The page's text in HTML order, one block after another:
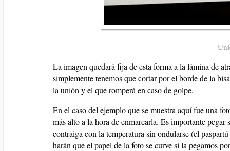
La imagen quedará fija de esta forma a la lámina de
simplemente tenemos que cortar por el borde de la
la unión y el que romperá en caso de golpe.
En el caso del ejemplo que se muestra aquí fue una
más alto a la hora de enmarcarla. Es importante
contraiga con la temperatura sin ondularse (el
harán que el papel de la foto se curve si la pegamos